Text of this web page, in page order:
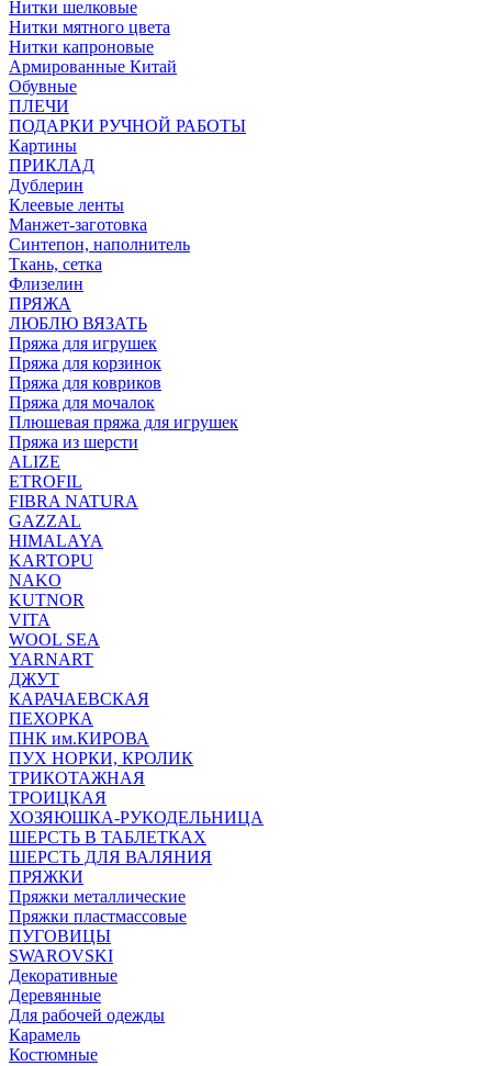
Нитки шелковые
Нитки мятного цвета
Нитки капроновые
Армированные Китай
Обувные
ПЛЕЧИ
ПОДАРКИ РУЧНОЙ РАБОТЫ
Картины
ПРИКЛАД
Дублерин
Клеевые ленты
Манжет-заготовка
Синтепон, наполнитель
Ткань, сетка
Флизелин
ПРЯЖА
ЛЮБЛЮ ВЯЗАТЬ
Пряжа для игрушек
Пряжа для корзинок
Пряжа для ковриков
Пряжа для мочалок
Плюшевая пряжа для игрушек
Пряжа из шерсти
ALIZE
ETROFIL
FIBRA NATURA
GAZZAL
HIMALAYA
KARTOPU
NAKO
KUTNOR
VITA
WOOL SEA
YARNART
ДЖУТ
КАРАЧАЕВСКАЯ
ПЕХОРКА
ПНК им.КИРОВА
ПУХ НОРКИ, КРОЛИК
ТРИКОТАЖНАЯ
ТРОИЦКАЯ
ХОЗЯЮШКА-РУКОДЕЛЬНИЦА
ШЕРСТЬ В ТАБЛЕТКАХ
ШЕРСТЬ ДЛЯ ВАЛЯНИЯ
ПРЯЖКИ
Пряжки металлические
Пряжки пластмассовые
ПУГОВИЦЫ
SWAROVSKI
Декоративные
Деревянные
Для рабочей одежды
Карамель
Костюмные